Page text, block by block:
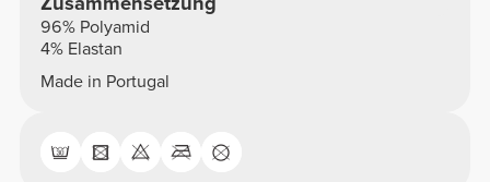
96% Polyamid
4% Elastan
Made in Portugal